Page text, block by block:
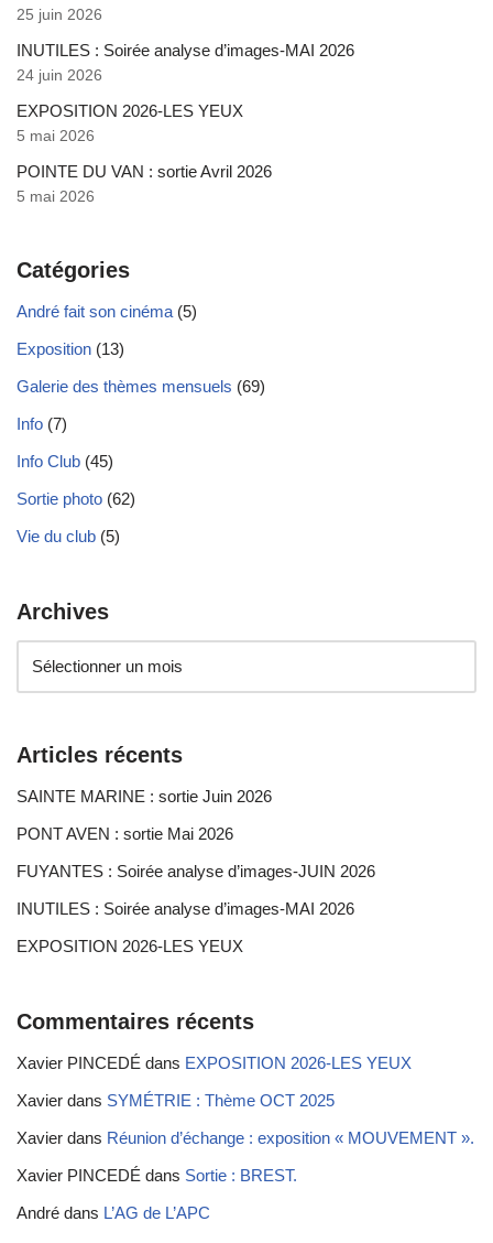
25 juin 2026
INUTILES : Soirée analyse d’images-MAI 2026
24 juin 2026
EXPOSITION 2026-LES YEUX
5 mai 2026
POINTE DU VAN : sortie Avril 2026
5 mai 2026
Catégories
André fait son cinéma (5)
Exposition (13)
Galerie des thèmes mensuels (69)
Info (7)
Info Club (45)
Sortie photo (62)
Vie du club (5)
Archives
Articles récents
SAINTE MARINE : sortie Juin 2026
PONT AVEN : sortie Mai 2026
FUYANTES : Soirée analyse d’images-JUIN 2026
INUTILES : Soirée analyse d’images-MAI 2026
EXPOSITION 2026-LES YEUX
Commentaires récents
Xavier PINCEDÉ dans EXPOSITION 2026-LES YEUX
Xavier dans SYMÉTRIE : Thème OCT 2025
Xavier dans Réunion d’échange : exposition « MOUVEMENT ».
Xavier PINCEDÉ dans Sortie : BREST.
André dans L’AG de L’APC